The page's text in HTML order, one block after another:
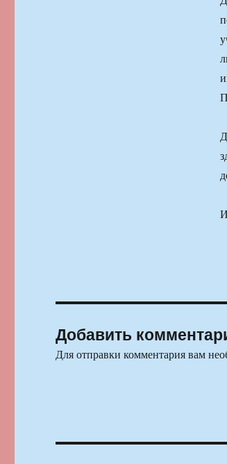
Добавить
Для отправки комментария вам